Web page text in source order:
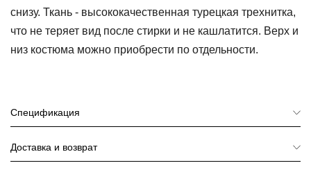
Шорты
снизу. Ткань - высококачественная турецкая трехнитка,
что не теряет вид после стирки и не кашлатится. Верх и
низ костюма можно приобрести по отдельности.
Спецификация
Доставка и возврат